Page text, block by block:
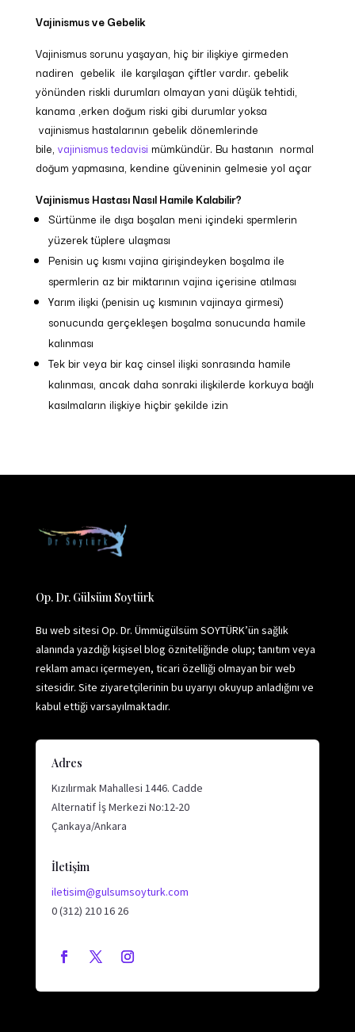
Vajinismus ve Gebelik
Vajinismus sorunu yaşayan, hiç bir ilişkiye girmeden
nadiren gebelik ile karşılaşan çiftler vardır. gebelik
yönünden riskli durumları olmayan yani düşük tehtidi,
kanama ,erken doğum riski gibi durumlar yoksa
vajinismus hastalarının gebelik dönemlerinde
bile, vajinismus tedavisi mümkündür. Bu hastanın normal
doğum yapmasına, kendine güveninin gelmesie yol açar
Vajinismus Hastası Nasıl Hamile Kalabilir?
Sürtünme ile dışa boşalan meni içindeki spermlerin
yüzerek tüplere ulaşması
Penisin uç kısmı vajina girişindeyken boşalma ile
spermlerin az bir miktarının vajina içerisine atılması
Yarım ilişki (penisin uç kısmının vajinaya girmesi)
sonucunda gerçekleşen boşalma sonucunda hamile
kalınması
Tek bir veya bir kaç cinsel ilişki sonrasında hamile
kalınması, ancak daha sonraki ilişkilerde korkuya bağlı
kasılmaların ilişkiye hiçbir şekilde izin
Op. Dr. Gülsüm Soytürk
Bu web sitesi Op. Dr. Ümmügülsüm SOYTÜRK’ün sağlık
alanında yazdığı kişisel blog özniteliğinde olup; tanıtım veya
reklam amacı içermeyen, ticari özelliği olmayan bir web
sitesidir. Site ziyaretçilerinin bu uyarıyı okuyup anladığını ve
kabul ettiği varsayılmaktadır.
Adres
Kızılırmak Mahallesi 1446. Cadde
Alternatif İş Merkezi No:12-20
Çankaya/Ankara
İletişim
iletisim@gulsumsoyturk.com
0 (312) 210 16 26